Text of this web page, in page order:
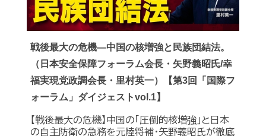
戦後最大の危機―中国の核増強と民族団結法。
（日本安全保障フォーラム会長・矢野義昭氏/幸
福実現党政調会長・里村英一）【第3回「国際フ
ォーラム」ダイジェストvol.1】
【戦後最大の危機】中国の｢圧倒的核増強｣と日本
の自主防衛の急務を元陸将補・矢野義昭氏が徹底